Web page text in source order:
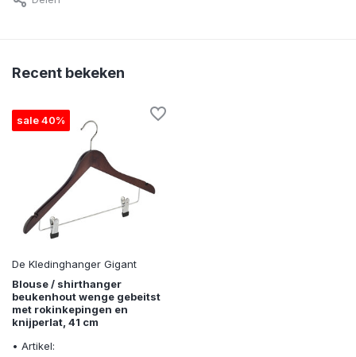
Recent bekeken
sale 40%
De Kledinghanger Gigant
Blouse / shirthanger
beukenhout wenge gebeitst
met rokinkepingen en
knijperlat, 41 cm
• Artikel: